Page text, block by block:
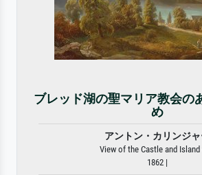
ブレッド湖の聖マリア教会の
め
アントン・カリンジ
View of the Castle and Island
1862 |